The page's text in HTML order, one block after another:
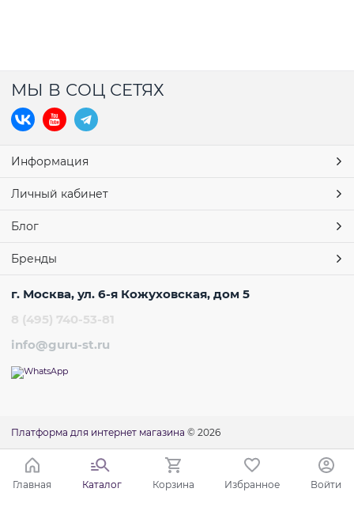
МЫ В СОЦ СЕТЯХ
Информация
Личный кабинет
Блог
Бренды
г. Москва, ул. 6-я Кожуховская, дом 5
8 (495) 740-53-81
info@guru-st.ru
Платформа для интернет магазина © 2026
Главная Каталог Корзина Избранное Войти